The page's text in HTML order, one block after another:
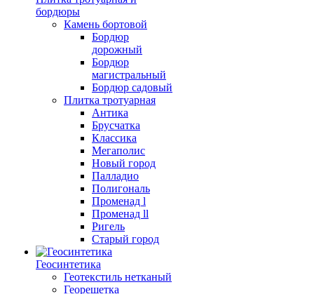
бордюры
Камень бортовой
Бордюр
дорожный
Бордюр
магистральный
Бордюр садовый
Плитка тротуарная
Антика
Брусчатка
Классика
Мегаполис
Новый город
Палладио
Полигональ
Променад l
Променад ll
Ригель
Старый город
Геосинтетика
Геотекстиль нетканый
Георешетка